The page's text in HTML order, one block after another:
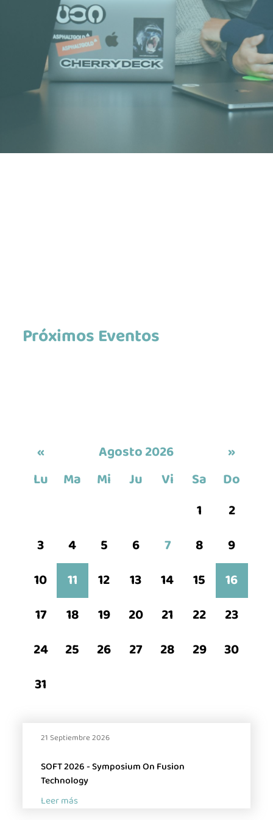
La industria de la Ciencia
La Asociación
Agenda
Próximos Eventos
« Agosto 2026
»
Lu
Ma Mi Ju Vi Sa
Do
1
2
3
4 5 6 7 8
9
10
11 12 13 14 15
16
17
18 19 20 21 22
23
24
25 26 27 28 29
30
31
SOFT 2026 - Symposium On Fusion
Technology
21 Septiembre 2026
Leer más